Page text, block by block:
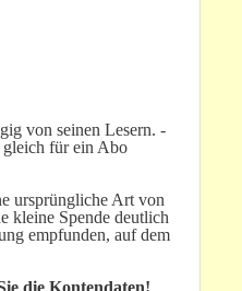
von seinen Lesern. -
gleich für ein Abo
ursprüngliche Art von
kleine Spende deutlich
empfunden, auf dem